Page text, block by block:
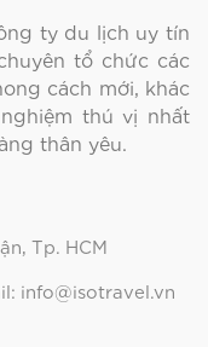
ty du lịch uy tín
tổ chức các
cách mới, khác
thú vị nhất
thân yêu.
Tp. HCM
info@isotravel.vn